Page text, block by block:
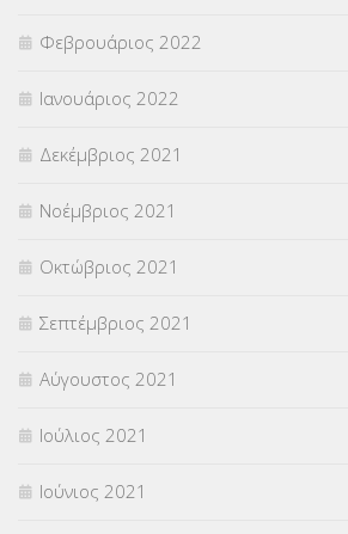
Φεβρουάριος 2022
Ιανουάριος 2022
Δεκέμβριος 2021
Νοέμβριος 2021
Οκτώβριος 2021
Σεπτέμβριος 2021
Αύγουστος 2021
Ιούλιος 2021
Ιούνιος 2021